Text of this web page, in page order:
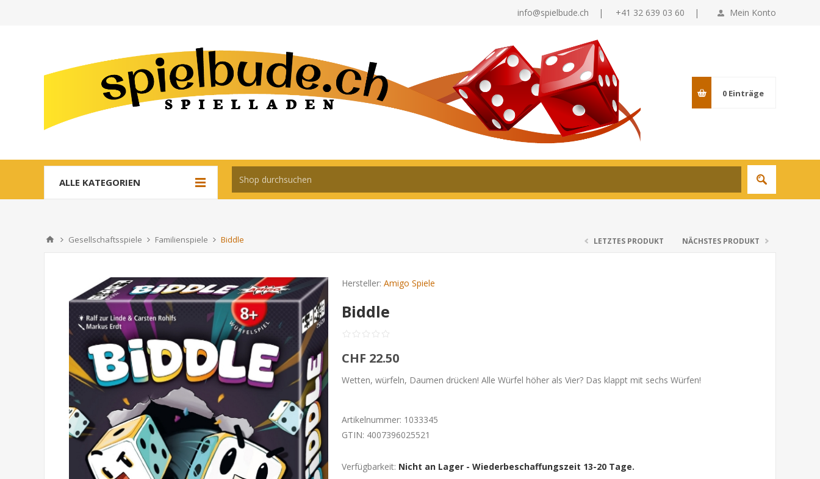
Mein Konto
info@spielbude.ch | +41 32 639 03 60 |
0 Einträge
ALLE KATEGORIEN
Gesellschaftsspiele Familienspiele Biddle LETZTES PRODUKT NÄCHSTES PRODUKT
Hersteller: Amigo Spiele
Biddle
CHF 22.50
Wetten, würfeln, Daumen drücken! Alle Würfel höher als Vier? Das klappt mit sechs Würfen!
Artikelnummer: 1033345
GTIN: 4007396025521
Verfügbarkeit: Nicht an Lager - Wiederbeschaffungszeit 13-20 Tage.